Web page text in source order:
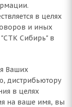
в целях
и иных
Сибирь" в
Ваших
дистрибьютору
в целях
на ваше имя, вы